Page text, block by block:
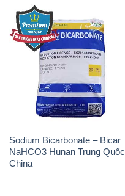
Sodium Bicarbonate – Bicar
NaHCO3 Hunan Trung Quốc
China